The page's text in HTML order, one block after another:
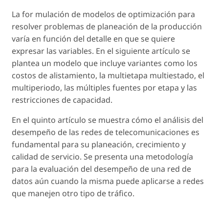
La for mulación de modelos de optimización para
resolver problemas de planeación de la producción
varía en función del detalle en que se quiere
expresar las variables. En el siguiente artículo se
plantea un modelo que incluye variantes como los
costos de alistamiento, la multietapa multiestado, el
multiperiodo, las múltiples fuentes por etapa y las
restricciones de capacidad.
En el quinto artículo se muestra cómo el análisis del
desempeño de las redes de telecomunicaciones es
fundamental para su planeación, crecimiento y
calidad de servicio. Se presenta una metodología
para la evaluación del desempeño de una red de
datos aún cuando la misma puede aplicarse a redes
que manejen otro tipo de tráfico.